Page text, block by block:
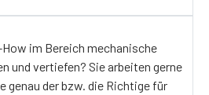
im Bereich mechanische
und vertiefen? Sie arbeiten gerne
genau der bzw. die Richtige für